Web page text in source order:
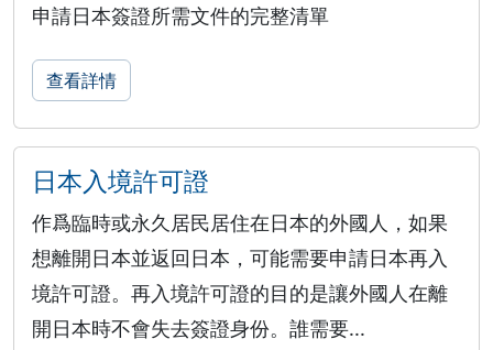
申請日本簽證所需文件的完整清單
查看詳情
日本入境許可證
作爲臨時或永久居民居住在日本的外國人，如果
想離開日本並返回日本，可能需要申請日本再入
境許可證。再入境許可證的目的是讓外國人在離
開日本時不會失去簽證身份。誰需要...